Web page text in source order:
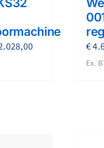
Huidige
€
Ex.